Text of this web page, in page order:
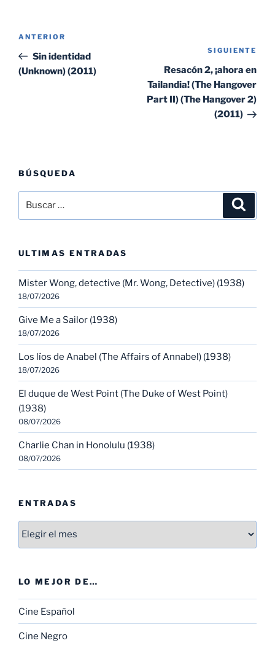
entradas
Entrada
anterior:
ANTERIOR
Sin identidad
(Unknown) (2011)
SIGUIENTE
Resacón 2, ¡ahora en
Tailandia! (The Hangover
Part II) (The Hangover 2)
(2011)
BÚSQUEDA
por:
ULTIMAS ENTRADAS
Mister Wong, detective (Mr. Wong, Detective) (1938)
18/07/2026
Give Me a Sailor (1938)
18/07/2026
Los líos de Anabel (The Affairs of Annabel) (1938)
18/07/2026
El duque de West Point (The Duke of West Point)
(1938)
08/07/2026
Charlie Chan in Honolulu (1938)
08/07/2026
ENTRADAS
Entradas
LO MEJOR DE…
Cine Español
Cine Negro